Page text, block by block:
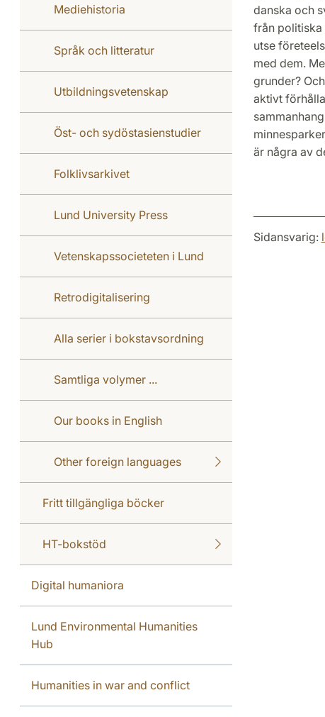
Mediehistoria
Språk och litteratur
Utbildningsvetenskap
Öst- och sydöstasienstudier
Folklivsarkivet
Lund University Press
Vetenskapssocieteten i Lund
Retrodigitalisering
Alla serier i bokstavsordning
Samtliga volymer ...
Our books in English
Other foreign languages
Fritt tillgängliga böcker
HT-bokstöd
Digital humaniora
Lund Environmental Humanities
Hub
Humanities in war and conflict
danska och
från politiska
utse
med dem.
grunder?
aktivt
är några av
Sidansvarig: